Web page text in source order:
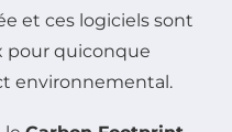
et ces logiciels sont
pour quiconque
environnemental.